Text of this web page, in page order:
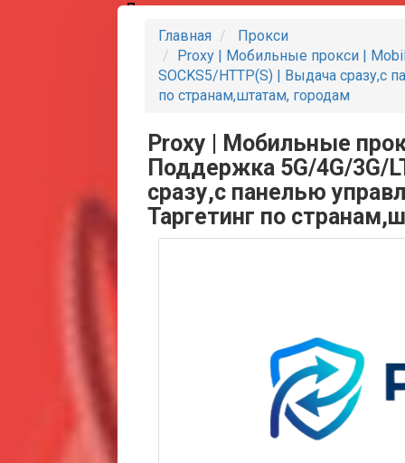
Партнеры
Главная
Прокси
Proxy | Мобильные прокси |
SOCKS5/HTTP(S) | Выдача сразу,с
по странам,штатам, городам
Proxy | Мобильные
Поддержка 5G/4G/3G/
сразу,с панелью
Таргетинг по